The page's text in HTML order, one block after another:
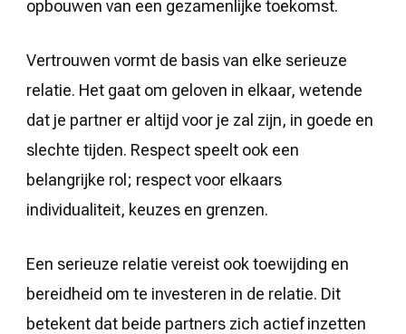
opbouwen van een gezamenlijke toekomst.
Vertrouwen vormt de basis van elke serieuze
relatie. Het gaat om geloven in elkaar, wetende
dat je partner er altijd voor je zal zijn, in goede en
slechte tijden. Respect speelt ook een
belangrijke rol; respect voor elkaars
individualiteit, keuzes en grenzen.
Een serieuze relatie vereist ook toewijding en
bereidheid om te investeren in de relatie. Dit
betekent dat beide partners zich actief inzetten